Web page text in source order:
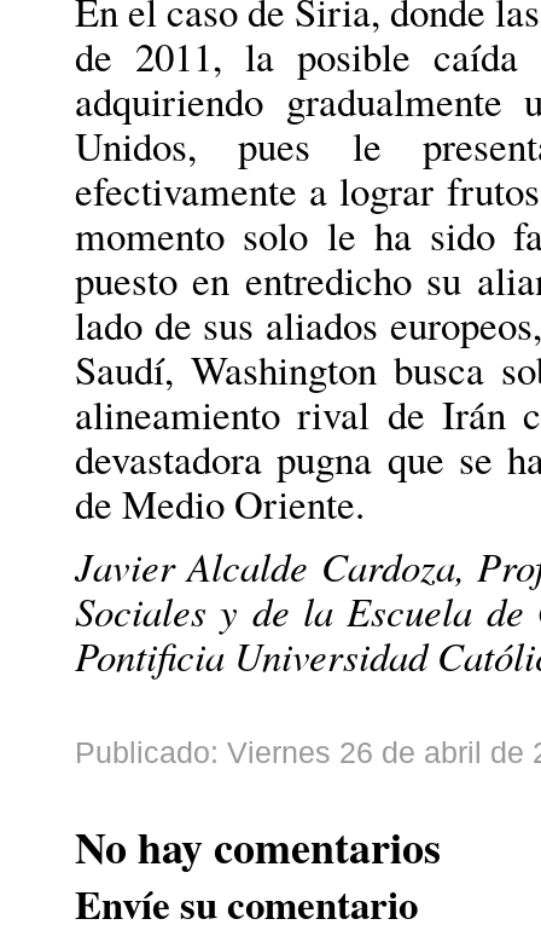
En el caso de Siria, donde
de 2011, la posible
adquiriendo gradualmente
Unidos, pues le
efectivamente a lograr
momento solo le ha sido
puesto en entredicho su
lado de sus aliados
Saudí, Washington busca
alineamiento rival de Irán
devastadora pugna que se
de Medio Oriente.
Javier Alcalde Cardoza,
Sociales y de la Escuela
Pontificia Universidad
Publicado: Viernes 26 de abril de
No hay comentarios
Envíe su comentario